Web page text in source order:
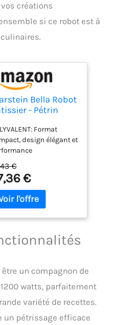
créations
si ce robot est à
Bella Robot
- Pétrin
Acier Inoxydable,
Pulse,
de Mélange
3
1200 W,
Format
design élégant et
le robot de
Bella n'a rien à
aux appareils plus
ENSEMBLE
Avec une
bol en acier inoxydable
litres, 6 vitesses et
pétrit, mélange et
Le
de mélange
atteint toute la
pour un résultat
€
€
un compagnon de
watts, parfaitement
variété de recettes.
un pétrissage efficace